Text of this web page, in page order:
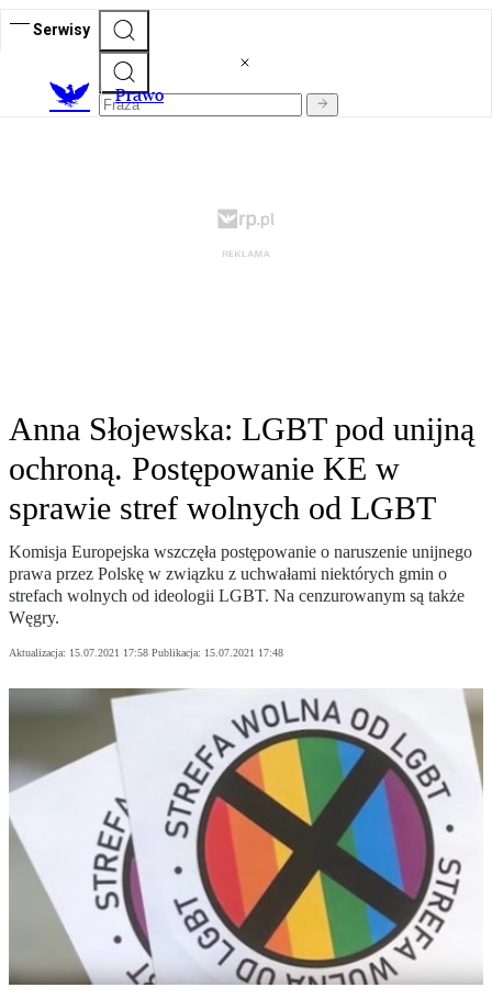
Serwisy
Prawo
Anna Słojewska: LGBT pod unijną
ochroną. Postępowanie KE w
sprawie stref wolnych od LGBT
Komisja Europejska wszczęła postępowanie o naruszenie unijnego
prawa przez Polskę w związku z uchwałami niektórych gmin o
strefach wolnych od ideologii LGBT. Na cenzurowanym są także
Węgry.
Aktualizacja: 15.07.2021 17:58 Publikacja: 15.07.2021 17:48